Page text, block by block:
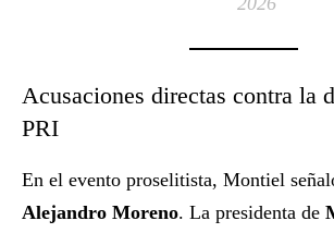
Acusaciones directas contra la
PRI
En el evento proselitista, Montiel
Alejandro Moreno. La presidenta de